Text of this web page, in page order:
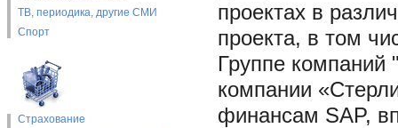
ТВ, периодика, другие СМИ
Спорт
Страхование
проектах в
проекта, в том
Группе компаний
компании
финансам SAP,